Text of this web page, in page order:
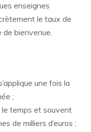
enseignes
le taux de
bienvenue.
une fois la
;
temps et souvent
de milliers d’euros ;